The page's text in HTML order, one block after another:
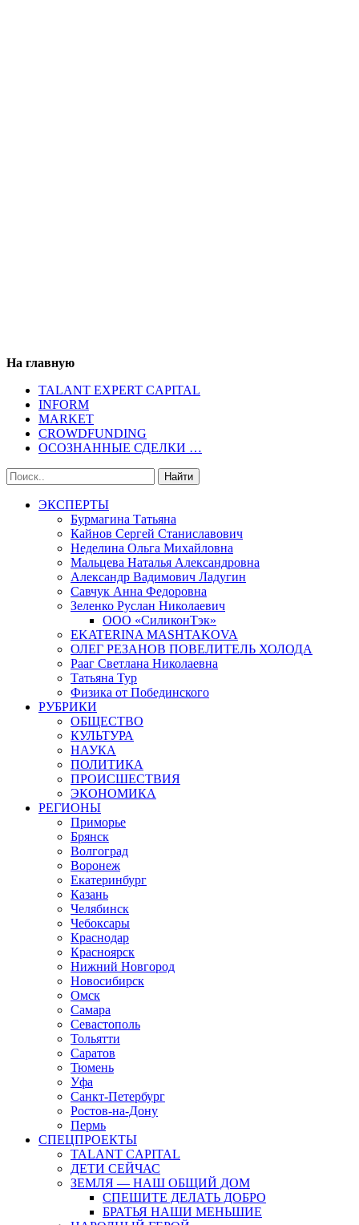
На главную
TALANT EXPERT CAPITAL
INFORM
MARKET
CROWDFUNDING
ОСОЗНАННЫЕ СДЕЛКИ …
ЭКСПЕРТЫ
Бурмагина Татьяна
Кайнов Сергей Станиславович
Неделина Ольга Михайловна
Мальцева Наталья Александровна
Александр Вадимович Ладугин
Савчук Анна Федоровна
Зеленко Руслан Николаевич
ООО «СиликонТэк»
EKATERINA MASHTAKOVA
ОЛЕГ РЕЗАНОВ ПОВЕЛИТЕЛЬ ХОЛОДА
Рааг Светлана Николаевна
Татьяна Тур
Физика от Побединского
РУБРИКИ
ОБЩЕСТВО
КУЛЬТУРА
НАУКА
ПОЛИТИКА
ПРОИСШЕСТВИЯ
ЭКОНОМИКА
РЕГИОНЫ
Приморье
Брянск
Волгоград
Воронеж
Екатеринбург
Казань
Челябинск
Чебоксары
Краснодар
Красноярск
Нижний Новгород
Новосибирск
Омск
Самара
Севастополь
Тольятти
Саратов
Тюмень
Уфа
Санкт-Петербург
Ростов-на-Дону
Пермь
СПЕЦПРОЕКТЫ
TALANT CAPITAL
ДЕТИ СЕЙЧАС
ЗЕМЛЯ — НАШ ОБЩИЙ ДОМ
СПЕШИТЕ ДЕЛАТЬ ДОБРО
БРАТЬЯ НАШИ МЕНЬШИЕ